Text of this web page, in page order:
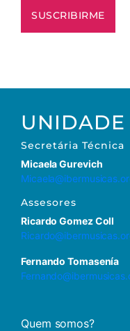
UNIDADE
Secretária Técnica
Micaela Gurevich
Assesores
Ricardo Gomez Coll
Fernando Tomasenía
Quem somos?